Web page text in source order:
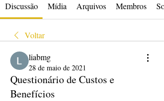
Discussão Mídia Arquivos Membros
Voltar
liabmg
28 de maio de 2021
Questionário de Custos e
Benefícios